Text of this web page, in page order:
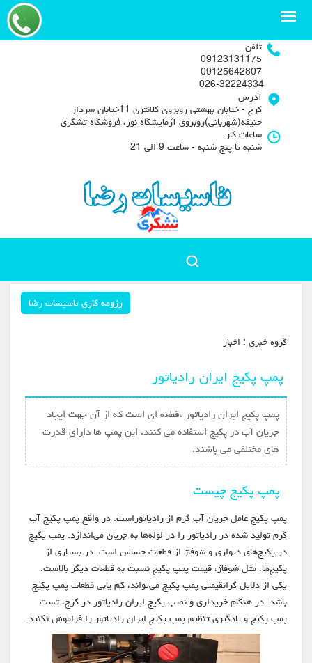
تلفن
09123131175
09125642807
آدرس
کرج - خیابان بهشتی روبروی کلانتری 11خیابان سردار
حنیفه(شهربانی)روبروی آزمایشگاه نور، فروشگاه تشکری
ساعات کار
شنبه تا پنج شنبه - ساعت 9 الی 21
رزومه کاری تاسیسات رضا
گروه خبري : اخبار
پمپ پکیج ایران رادیاتور
پمپ پکیج ایران رادیاتور ،قطعه ای است که از آن جهت ایجاد
جریان آب در پکیچ استفاده می کنند. این پمپ ها دارای قدرت
های مختلفی می باشند.
پمپ پکیج چیست
پمپ پکیج عامل جریان آب گرم از رادیاتور‌است. در واقع پمپ پکیج آب
گرم تولید شده در رادیاتور را در لوله‌ها به جریان می‌اندازد. پمپ پکیج
در پکیج‌های دیواری و شوفاژ از قطعات حساس است. در بسیاری از
پکیج‌ها، مثل شوفاژ، قیمت پمپ پکیج نسبت به قطعات دیگر بالاست.
یکی از دلایل گرانقیمتی پمپ پکیج می‌تواند، کم یابی قطعات پمپ پکیج
باشد. در هنگام خریداری و نصب پکیج ایران رادیاتور در کرج، تست
پمپ پکیج و یادگیری تنظیم پمپ پکیج ایران رادیاتور را فراموش نکنید.